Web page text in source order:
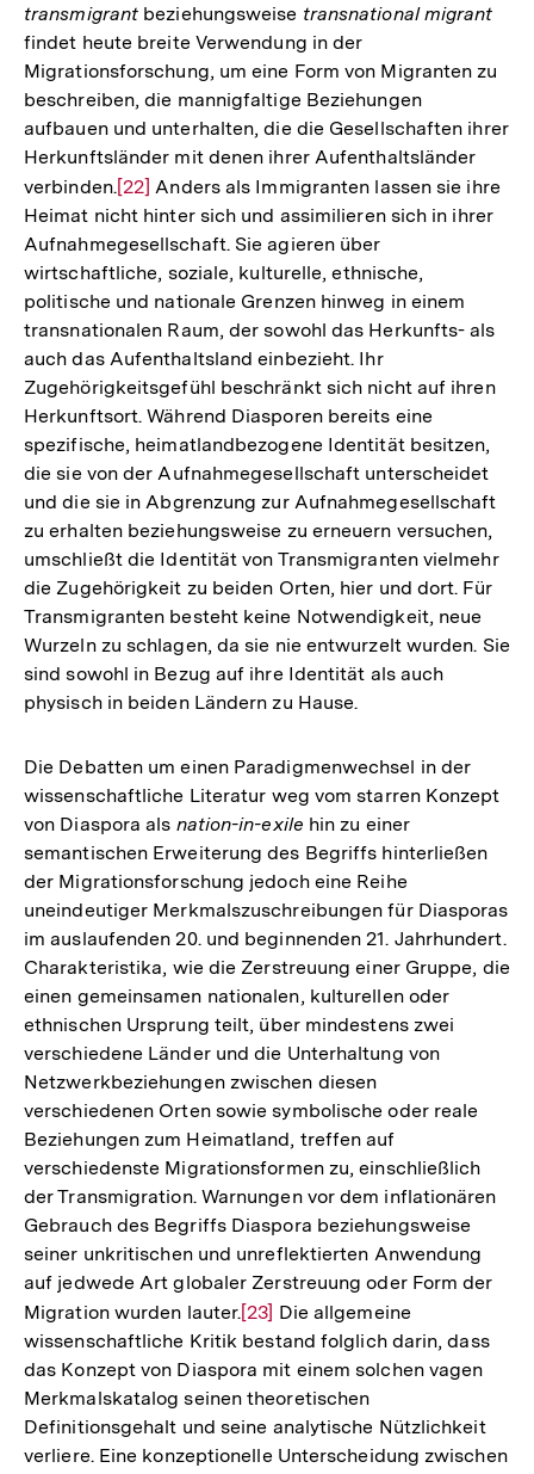
transmigrant beziehungsweise transnational migrant
findet heute breite Verwendung in der
Migrationsforschung, um eine Form von Migranten zu
beschreiben, die mannigfaltige Beziehungen
aufbauen und unterhalten, die die Gesellschaften ihrer
Herkunftsländer mit denen ihrer Aufenthaltsländer
verbinden.Zur
Auflösung
der
Fußnote
[22] Anders als Immigranten lassen sie ihre
Heimat nicht hinter sich und assimilieren sich in ihrer
Aufnahmegesellschaft. Sie agieren über
wirtschaftliche, soziale, kulturelle, ethnische,
politische und nationale Grenzen hinweg in einem
transnationalen Raum, der sowohl das Herkunfts- als
auch das Aufenthaltsland einbezieht. Ihr
Zugehörigkeitsgefühl beschränkt sich nicht auf ihren
Herkunftsort. Während Diasporen bereits eine
spezifische, heimatlandbezogene Identität besitzen,
die sie von der Aufnahmegesellschaft unterscheidet
und die sie in Abgrenzung zur Aufnahmegesellschaft
zu erhalten beziehungsweise zu erneuern versuchen,
umschließt die Identität von Transmigranten vielmehr
die Zugehörigkeit zu beiden Orten, hier und dort. Für
Transmigranten besteht keine Notwendigkeit, neue
Wurzeln zu schlagen, da sie nie entwurzelt wurden. Sie
sind sowohl in Bezug auf ihre Identität als auch
physisch in beiden Ländern zu Hause.
Die Debatten um einen Paradigmenwechsel in der
wissenschaftliche Literatur weg vom starren Konzept
von Diaspora als nation-in-exile hin zu einer
semantischen Erweiterung des Begriffs hinterließen
der Migrationsforschung jedoch eine Reihe
uneindeutiger Merkmalszuschreibungen für Diasporas
im auslaufenden 20. und beginnenden 21. Jahrhundert.
Charakteristika, wie die Zerstreuung einer Gruppe, die
einen gemeinsamen nationalen, kulturellen oder
ethnischen Ursprung teilt, über mindestens zwei
verschiedene Länder und die Unterhaltung von
Netzwerkbeziehungen zwischen diesen
verschiedenen Orten sowie symbolische oder reale
Beziehungen zum Heimatland, treffen auf
verschiedenste Migrationsformen zu, einschließlich
der Transmigration. Warnungen vor dem inflationären
Gebrauch des Begriffs Diaspora beziehungsweise
seiner unkritischen und unreflektierten Anwendung
auf jedwede Art globaler Zerstreuung oder Form der
Migration wurden lauter.Zur
Auflösung
der
Fußnote
[23] Die allgemeine
wissenschaftliche Kritik bestand folglich darin, dass
das Konzept von Diaspora mit einem solchen vagen
Merkmalskatalog seinen theoretischen
Definitionsgehalt und seine analytische Nützlichkeit
verliere. Eine konzeptionelle Unterscheidung zwischen